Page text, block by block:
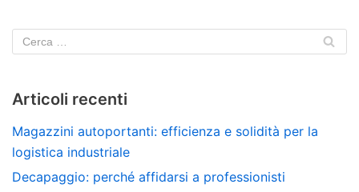
Articoli recenti
Magazzini autoportanti: efficienza e solidità per la
logistica industriale
Decapaggio: perché affidarsi a professionisti